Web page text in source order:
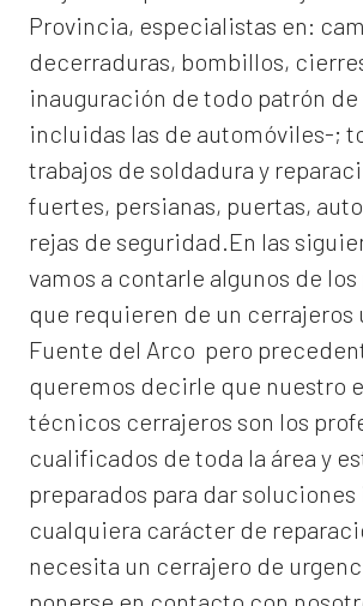
Provincia, especialistas en:
decerraduras, bombillos,
inauguración de todo patrón
incluidas las de automóviles-;
trabajos de soldadura y
fuertes, persianas, puertas,
rejas de seguridad.En las
vamos a contarle algunos de
que requieren de un cerrajeros
Fuente del Arco pero
queremos decirle que nuestro
técnicos cerrajeros son los
cualificados de toda la área y
preparados para dar
cualquiera carácter de
necesita un cerrajero de